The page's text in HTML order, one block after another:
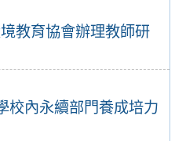
教育協會辦理教師研
校內永續部門養成培力